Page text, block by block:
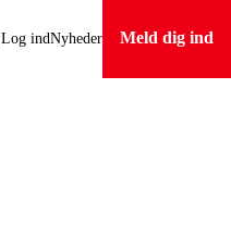
Log indNyheder Meld dig ind